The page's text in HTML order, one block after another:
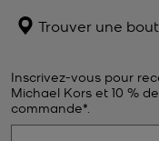
Trouver une
Inscrivez-vous pour
Michael Kors et 10 %
commande*.